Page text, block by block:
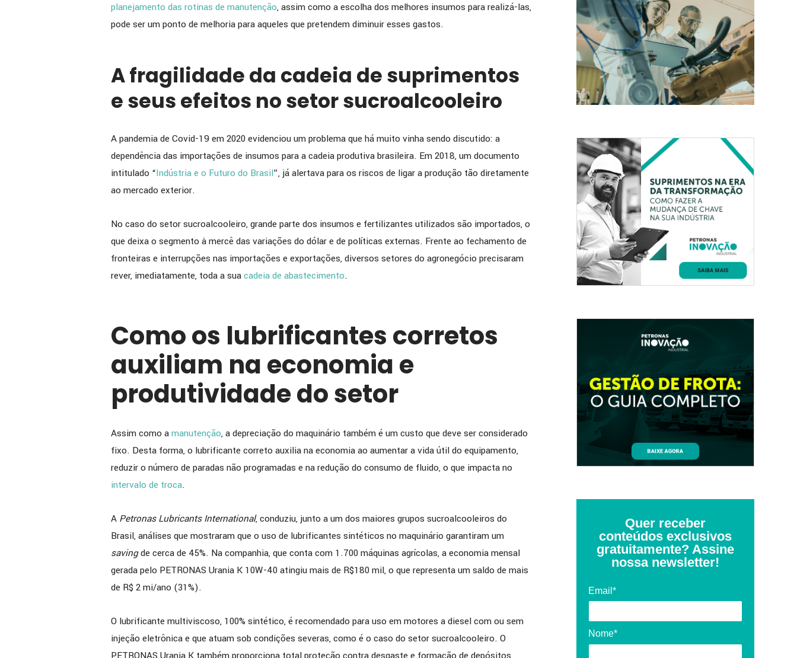
planejamento das rotinas de manutenção, assim como a escolha dos melhores insumos para realizá-las,
pode ser um ponto de melhoria para aqueles que pretendem diminuir esses gastos.
A fragilidade da cadeia de suprimentos
e seus efeitos no setor sucroalcooleiro
A pandemia de Covid-19 em 2020 evidenciou um problema que há muito vinha sendo discutido: a
dependência das importações de insumos para a cadeia produtiva brasileira. Em 2018, um documento
intitulado “Indústria e o Futuro do Brasil”, já alertava para os riscos de ligar a produção tão diretamente
ao mercado exterior.
No caso do setor sucroalcooleiro, grande parte dos insumos e fertilizantes utilizados são importados, o
que deixa o segmento à mercê das variações do dólar e de políticas externas. Frente ao fechamento de
fronteiras e interrupções nas importações e exportações, diversos setores do agronegócio precisaram
rever, imediatamente, toda a suacadeia de abastecimento.
Como os lubrificantes corretos
auxiliam na economia e
produtividade do setor
Assim como amanutenção, a depreciação do maquinário também é um custo que deve ser considerado
fixo. Desta forma, o lubrificante correto auxilia na economia ao aumentar a vida útil do equipamento,
reduzir o número de paradas não programadas e na redução do consumo de fluido, o que impacta no
intervalo de troca.
A Petronas Lubricants International, conduziu, junto a um dos maiores grupos sucroalcooleiros do
Brasil, análises que mostraram que o uso de lubrificantes sintéticos no maquinário garantiram um
savingde cerca de 45%. Na companhia, que conta com 1.700 máquinas agrícolas, a economia mensal
gerada pelo PETRONAS Urania K 10W-40 atingiu mais de R$180 mil, o que representa um saldo de mais
de R$ 2 mi/ano (31%).
O lubrificante multiviscoso, 100% sintético, é recomendado para uso em motores a diesel com ou sem
injeção eletrônica e que atuam sob condições severas, como é o caso do setor sucroalcooleiro. O
Quer receber
conteúdos exclusivos
gratuitamente? Assine
nossa newsletter!
Email*
Nome*